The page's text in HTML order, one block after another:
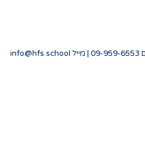
info@hfs.school